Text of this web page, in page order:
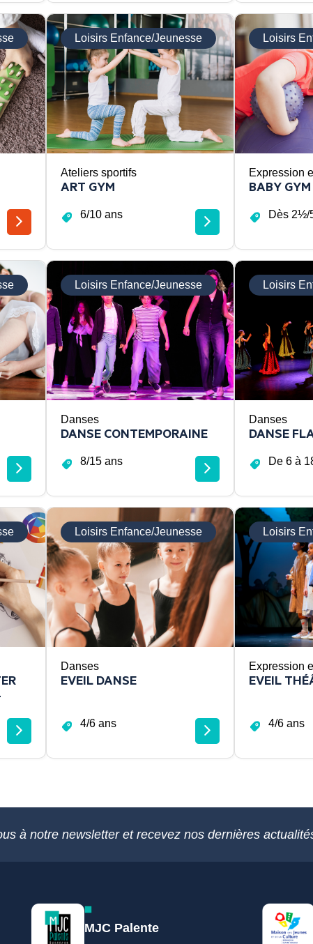
Loisirs Enfance/Jeunesse
Ateliers sportifs
ART GYM
6/10 ans
Loisirs
Expression
BABY
Dès 2½/
Loisirs Enfance/Jeunesse
Danses
DANSE CONTEMPORAINE
8/15 ans
Loisirs
Danses
DANSE
De 6 à
Loisirs Enfance/Jeunesse
Danses
EVEIL DANSE
4/6 ans
Loisirs
Expression
EVEIL
4/6 ans
à notre newsletter et recevez nos dernières
MJC Palente